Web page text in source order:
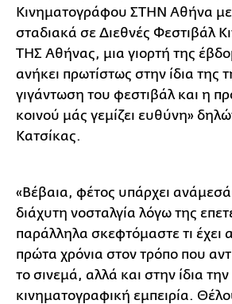
Κινηματογράφου ΣΤΗΝ Αθήνα
σταδιακά σε Διεθνές Φεστιβάλ
ΤΗΣ Αθήνας, μια γιορτή της
ανήκει πρωτίστως στην ίδια της
γιγάντωση του φεστιβάλ και η
κοινού μάς γεμίζει ευθύνη»
Κατσίκας.
«Βέβαια, φέτος υπάρχει ανάμεσά
διάχυτη νοσταλγία λόγω της
παράλληλα σκεφτόμαστε τι έχει
πρώτα χρόνια στον τρόπο που
το σινεμά, αλλά και στην ίδια την
κινηματογραφική εμπειρία.